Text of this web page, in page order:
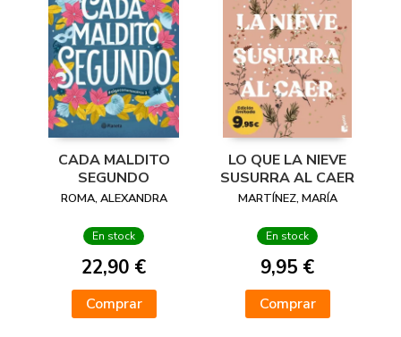
CADA MALDITO
SEGUNDO
ROMA, ALEXANDRA
En stock
22,90 €
Comprar
LO QUE LA NIEVE
SUSURRA AL CAER
MARTÍNEZ, MARÍA
En stock
9,95 €
Comprar